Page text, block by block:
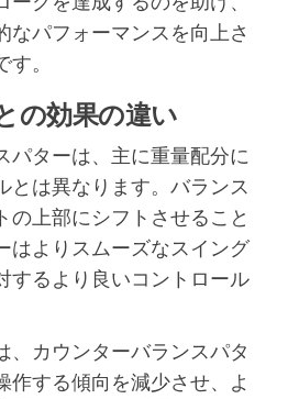
なパフォーマンスを向上さ
。
の効果の違い
パターは、主に重量配分に
とは異なります。バランス
の上部にシフトさせること
はよりスムーズなスイング
するより良いコントロール
、カウンターバランスパタ
作する傾向を減少させ、よ